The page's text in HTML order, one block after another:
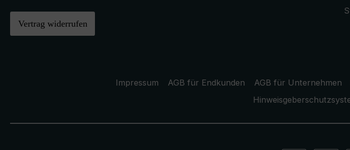
Vertrag widerrufen
Impressum AGB für Endkunden AGB für Unternehmen